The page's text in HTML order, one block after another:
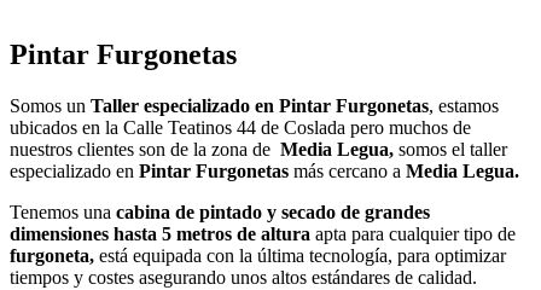
Pintar Furgonetas
Somos un Taller especializado en Pintar Furgonetas, estamos
ubicados en la Calle Teatinos 44 de Coslada pero muchos de
nuestros clientes son de la zona de Media Legua, somos el taller
especializado en Pintar Furgonetas más cercano a Media Legua.
Tenemos una cabina de pintado y secado de grandes
dimensiones hasta 5 metros de altura apta para cualquier tipo de
furgoneta, está equipada con la última tecnología, para optimizar
tiempos y costes asegurando unos altos estándares de calidad.